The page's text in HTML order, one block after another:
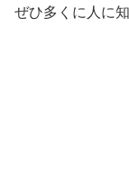
ぜひ多くに人に